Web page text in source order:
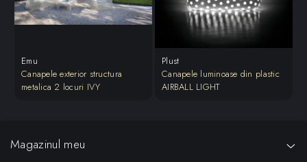
Emu
Canapele exterior structura
metalica 2 locuri IVY
Plust
Canapele luminoase din plastic
AIRBALL LIGHT
Magazinul meu